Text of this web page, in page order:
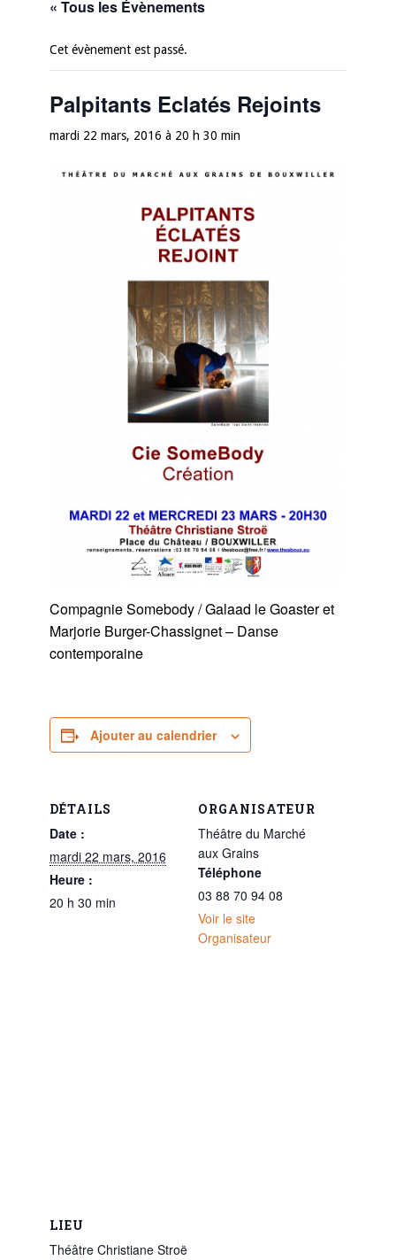
« Tous les Évènements
Cet évènement est passé.
Palpitants Eclatés Rejoints
mardi 22 mars, 2016 à 20 h 30 min
Compagnie Somebody / Galaad le Goaster et
Marjorie Burger-Chassignet – Danse
contemporaine
Ajouter au calendrier
DÉTAILS
Date :
mardi 22 mars, 2016
Heure :
20 h 30 min
ORGANISATEUR
Théâtre du Marché
aux Grains
Téléphone
03 88 70 94 08
Voir le site
Organisateur
LIEU
Théâtre Christiane Stroë